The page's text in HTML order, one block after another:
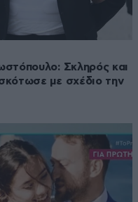
Σκληρός και
με σχέδιο την